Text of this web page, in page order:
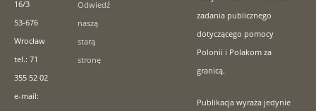
16/3
53-676
Wrocław
tel.: 71
355 52 02
e-mail:
Odwiedź
naszą
starą
stronę
zadania publicznego
dotyczącego pomocy
Polonii i Polakom za
granicą.
Publikacja wyraża jedynie